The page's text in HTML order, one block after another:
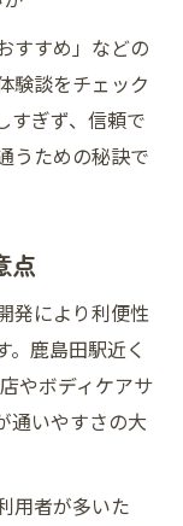
すすめ」などの
験談をチェック
すぎず、信頼で
うための秘訣で
点
発により利便性
。鹿島田駅近く
やボディケアサ
通いやすさの大
用者が多いた